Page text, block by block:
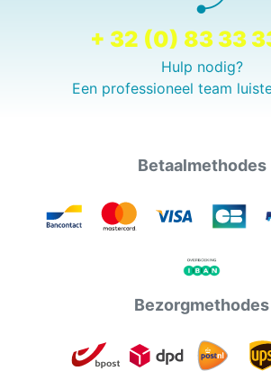
+ 32 (0) 83 33
Hulp nodig?
Een professioneel team
Betaalmethodes
Bezorgmethodes